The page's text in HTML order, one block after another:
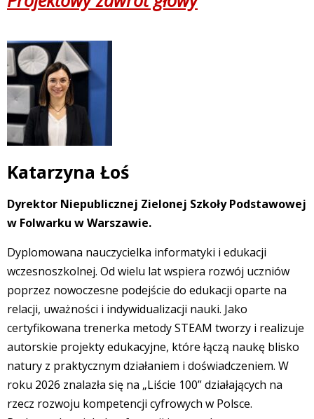
Katarzyna Łoś
Dyrektor Niepublicznej Zielonej Szkoły Podstawowej
w Folwarku w Warszawie.
Dyplomowana nauczycielka informatyki i edukacji
wczesnoszkolnej. Od wielu lat wspiera rozwój uczniów
poprzez nowoczesne podejście do edukacji oparte na
relacji, uważności i indywidualizacji nauki. Jako
certyfikowana trenerka metody STEAM tworzy i realizuje
autorskie projekty edukacyjne, które łączą naukę blisko
natury z praktycznym działaniem i doświadczeniem. W
roku 2026 znalazła się na „Liście 100” działających na
rzecz rozwoju kompetencji cyfrowych w Polsce.